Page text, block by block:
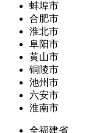
蚌埠市
合肥市
淮北市
阜阳市
黄山市
铜陵市
池州市
六安市
淮南市
全福建省